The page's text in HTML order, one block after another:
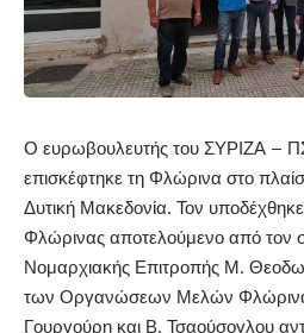
Ο ευρωβουλευτής του ΣΥΡΙΖΑ –
επισκέφτηκε τη Φλώρινα στο
Δυτική Μακεδονία. Τον
Φλώρινας αποτελούμενο από τον
Νομαρχιακής Επιτροπής Μ.
των Οργανώσεων Μελών
Γουργούρη και Β. Τσαούσογλου